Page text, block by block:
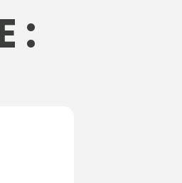
JUILLET 22, 2026
: